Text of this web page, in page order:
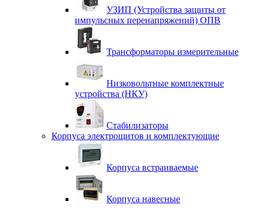
УЗИП (Устройства защиты от
импульсных перенапряжений) ОПВ
Трансформаторы измерительные
Низковольтные комплектные
устройства (НКУ)
Стабилизаторы
Корпуса электрощитов и комплектующие
Корпуса встраиваемые
Корпуса навесные